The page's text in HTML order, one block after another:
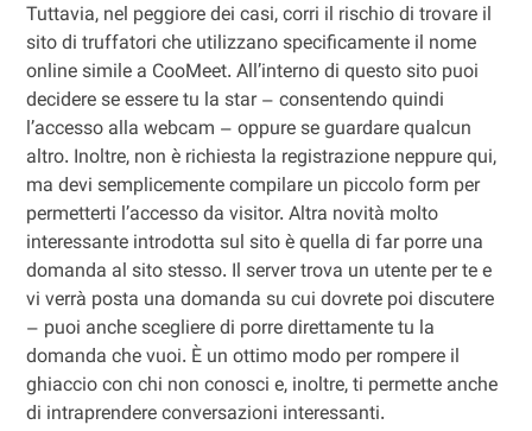
Tuttavia, nel peggiore dei casi, corri il rischio di trovare il
sito di truffatori che utilizzano specificamente il nome
online simile a CooMeet. All’interno di questo sito puoi
decidere se essere tu la star – consentendo quindi
l’accesso alla webcam – oppure se guardare qualcun
altro. Inoltre, non è richiesta la registrazione neppure qui,
ma devi semplicemente compilare un piccolo form per
permetterti l’accesso da visitor. Altra novità molto
interessante introdotta sul sito è quella di far porre una
domanda al sito stesso. Il server trova un utente per te e
vi verrà posta una domanda su cui dovrete poi discutere
– puoi anche scegliere di porre direttamente tu la
domanda che vuoi. È un ottimo modo per rompere il
ghiaccio con chi non conosci e, inoltre, ti permette anche
di intraprendere conversazioni interessanti.